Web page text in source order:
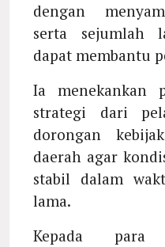
dengan
serta sejumlah
dapat membantu
Ia menekankan
strategi dari
dorongan
daerah agar
stabil dalam
lama.
Kepada para